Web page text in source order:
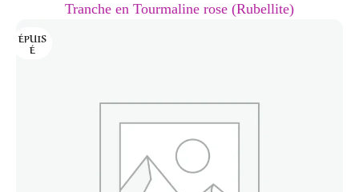
Tranche en Tourmaline rose (Rubellite)
ÉPUIS
É